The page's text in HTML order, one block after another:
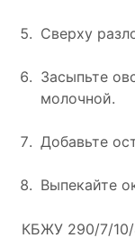
Сверху
Засыпьте
молочной.
Добавьте
Выпекайте
КБЖУ 290/7/